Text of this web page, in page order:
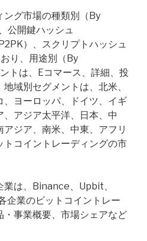
ング市場の種類別（By
公開鍵ハッシュ
）、スクリプトハッシュ
り、用途別（By
トは、Eコマース、詳細、投
域別セグメントは、北米、
ヨーロッパ、ドイツ、イギ
、アジア太平洋、日本、中
ジア、南米、中東、アフリ
トコイントレーディングの市
業は、Binance、Upbit、
企業のビットコイントレー
・事業概要、市場シェアなど